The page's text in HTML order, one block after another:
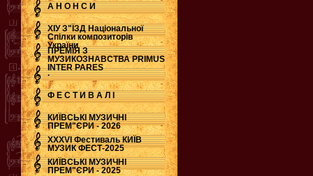
А Н О Н С И
ХІУ З"ЇЗД Національної
Спілки композиторів
України
ПРЕМІЯ З
МУЗИКОЗНАВСТВА PRIMUS
INTER PARES
.
Ф Е С Т И В А Л І
КИЇВСЬКІ МУЗИЧНІ
ПРЕМ"ЄРИ - 2026
ХХХVI Фестиваль КИЇВ
МУЗИК ФЕСТ-2025
КИЇВСЬКІ МУЗИЧНІ
ПРЕМ"ЄРИ - 2025